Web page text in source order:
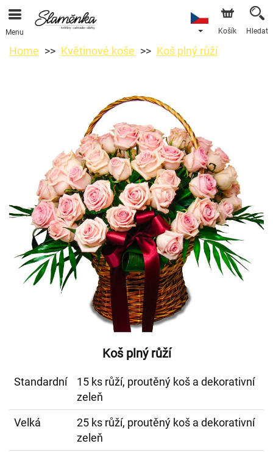
Menu Košík Hledat
Home Květinové koše Koš plný růží
Koš plný růží
Standardní
15 ks růží, proutěný koš a dekorativní
zeleň
Velká
25 ks růží, proutěný koš a dekorativní
zeleň